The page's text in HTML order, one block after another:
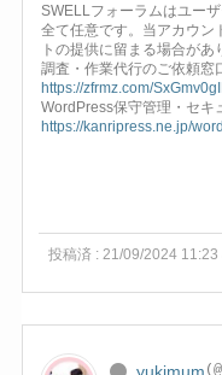
SWELLフォーラムはユー
全て任意です。当アカウン
トの提供に留まる場合があ
調査・作業代行のご依頼窓
https://zfrmz.com/
WordPress保守管理・セキ
https://kanripress.ne.jp/
投稿済 : 21/09/2024 11:23
yukimum